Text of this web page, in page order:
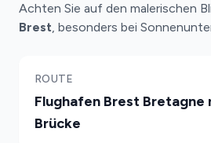
Achten Sie auf den malerischen
Brest, besonders bei
ROUTE
Flughafen Brest Bretagne
Brücke